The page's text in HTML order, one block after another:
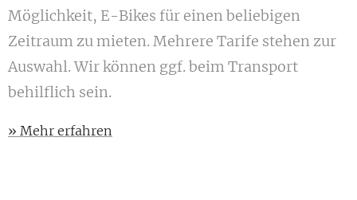
Möglichkeit, E-Bikes für einen beliebigen
Zeitraum zu mieten. Mehrere Tarife stehen zur
Auswahl. Wir können ggf. beim Transport
behilflich sein.
» Mehr erfahren